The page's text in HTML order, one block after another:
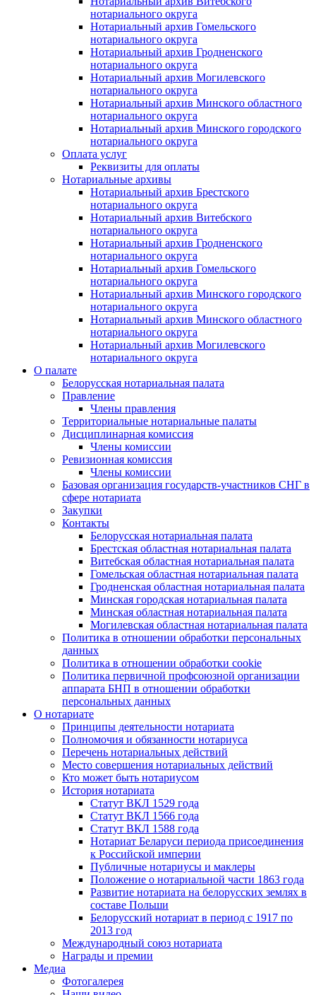
нотариального округа
Нотариальный архив Гомельского
нотариального округа
Нотариальный архив Гродненского
нотариального округа
Нотариальный архив Могилевского
нотариального округа
Нотариальный архив Минского областного
нотариального округа
Нотариальный архив Минского городского
нотариального округа
Оплата услуг
Реквизиты для оплаты
Нотариальные архивы
Нотариальный архив Брестского
нотариального округа
Нотариальный архив Витебского
нотариального округа
Нотариальный архив Гродненского
нотариального округа
Нотариальный архив Гомельского
нотариального округа
Нотариальный архив Минского городского
нотариального округа
Нотариальный архив Минского областного
нотариального округа
Нотариальный архив Могилевского
нотариального округа
О палате
Белорусская нотариальная палата
Правление
Члены правления
Территориальные нотариальные палаты
Дисциплинарная комиссия
Члены комиссии
Ревизионная комиссия
Члены комиссии
Базовая организация государств-участников СНГ в
сфере нотариата
Закупки
Контакты
Белорусская нотариальная палата
Брестская областная нотариальная палата
Витебская областная нотариальная палата
Гомельская областная нотариальная палата
Гродненская областная нотариальная палата
Минская городская нотариальная палата
Минская областная нотариальная палата
Могилевская областная нотариальная палата
Политика в отношении обработки персональных
данных
Политика в отношении обработки cookie
Политика первичной профсоюзной организации
аппарата БНП в отношении обработки
персональных данных
О нотариате
Принципы деятельности нотариата
Полномочия и обязанности нотариуса
Перечень нотариальных действий
Место совершения нотариальных действий
Кто может быть нотариусом
История нотариата
Статут ВКЛ 1529 года
Статут ВКЛ 1566 года
Статут ВКЛ 1588 года
Нотариат Беларуси периода присоединения
к Российской империи
Публичные нотариусы и маклеры
Положение о нотариальной части 1863 года
Развитие нотариата на белорусских землях в
составе Польши
Белорусский нотариат в период с 1917 по
2013 год
Международный союз нотариата
Награды и премии
Медиа
Фотогалерея